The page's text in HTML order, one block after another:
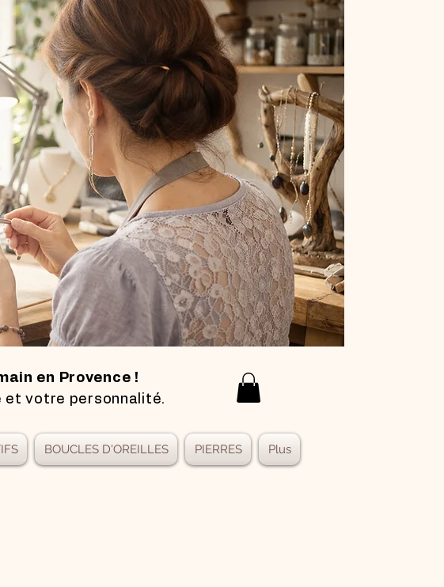
en Provence !
et votre personnalité.
BOUCLES D'OREILLES PIERRES Plus